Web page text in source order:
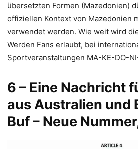
übersetzten Formen (Mazedonien)
offiziellen Kontext von Mazedonien
verwendet werden. Wie weit wird
Werden Fans erlaubt, bei
Sportveranstaltungen MA-KE-DO-
6 – Eine Nachricht
aus Australien und
Buf – Neue